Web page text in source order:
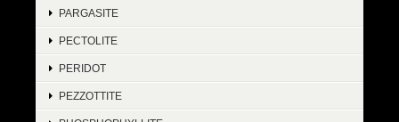
PARGASITE
PECTOLITE
PERIDOT
PEZZOTTITE